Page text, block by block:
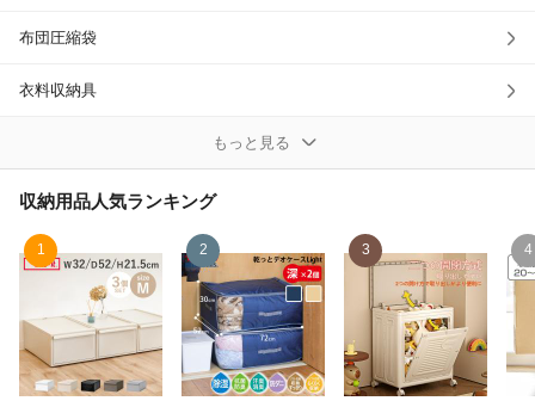
布団圧縮袋
衣料収納具
その他収納用品
もっと見る
収納用品人気ランキング
1 2 3 4
除外ワード